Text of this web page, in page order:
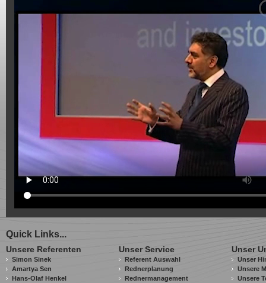
Quick Links...
Unsere Referenten
Simon Sinek
Amartya Sen
Hans-Olaf Henkel
Unser Service
Referent Auswahl
Rednerplanung
Rednermanagement
Unser
Unser
Unsere
Unsere